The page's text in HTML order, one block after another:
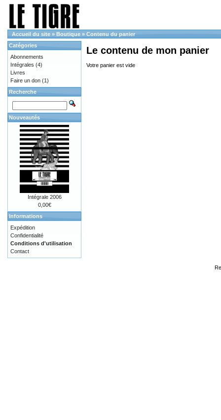
Accueil du site » Boutique » Contenu du panier
Le contenu de mon panier
Votre panier est vide
Catégories
Abonnements
Intégrales (4)
Livres
Faire un don (1)
Recherche
Nouveautés
Intégrale 2006
0,00€
Informations
Expédition
Confidentialité
Conditions d'utilisation
Contact